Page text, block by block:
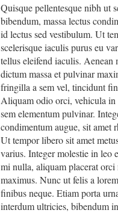
Quisque pellentesque nibh ut
bibendum, massa lectus
id lectus sed vestibulum. Ut
scelerisque iaculis purus eu
tellus eleifend iaculis.
dictum massa et pulvinar
fringilla a sem vel, tincidunt
Aliquam odio orci, vehicula
sem elementum pulvinar.
condimentum augue, sit amet
Ut tempor libero sit amet
varius. Integer molestie in leo
mi nulla, aliquam placerat
maximus. Nunc ut felis a
finibus neque. Etiam porta
interdum ultricies, bibendum